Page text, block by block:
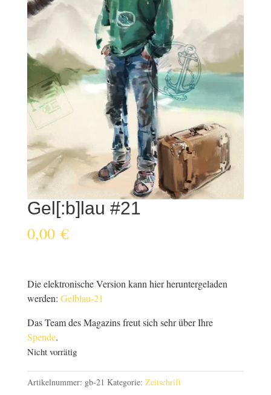
Gel[:b]lau #21
0,00 €
Die elektronische Version kann hier heruntergeladen
werden: Gelblau-21
Das Team des Magazins freut sich sehr über Ihre
Spende.
Nicht vorrätig
Artikelnummer: gb-21 Kategorie: Zeitschrift